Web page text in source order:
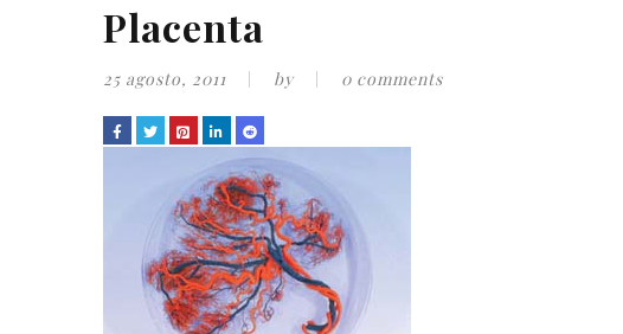
Placenta
25 agosto, 2011 by 0 comments